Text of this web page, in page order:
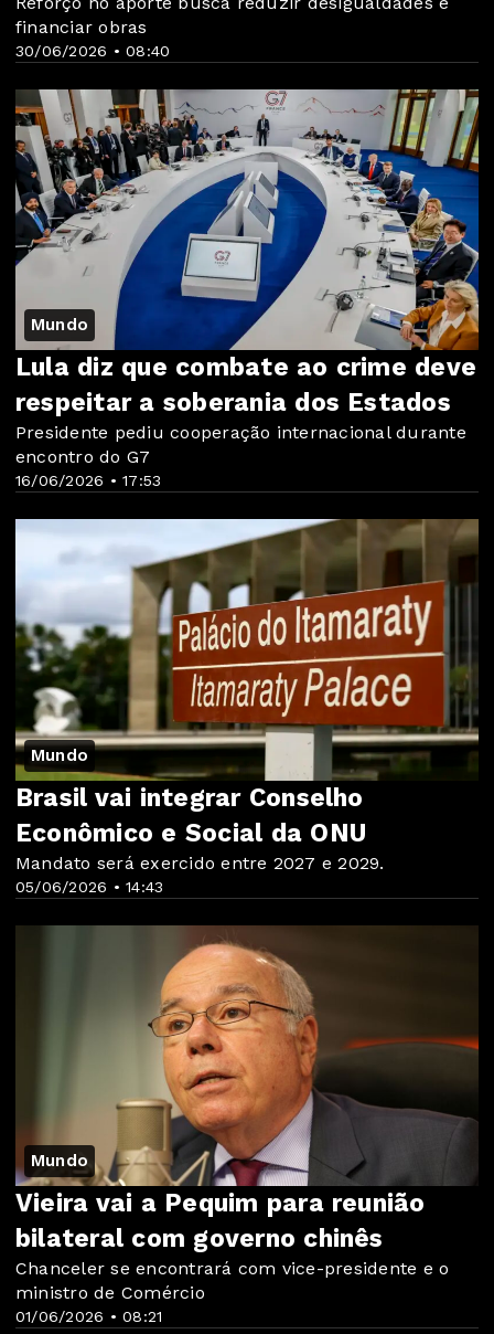
30/06/2026 • 08:40
financiar obras
Mundo
16/06/2026 • 17:53
Lula diz que combate ao crime deve
respeitar a soberania dos Estados
Presidente pediu cooperação internacional durante
encontro do G7
Mundo
05/06/2026 • 14:43
Brasil vai integrar Conselho
Econômico e Social da ONU
Mandato será exercido entre 2027 e 2029.
Mundo
01/06/2026 • 08:21
Vieira vai a Pequim para reunião
bilateral com governo chinês
Chanceler se encontrará com vice-presidente e o
ministro de Comércio